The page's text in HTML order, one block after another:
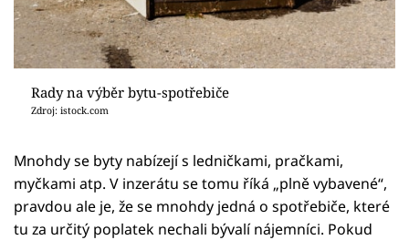
Rady na výběr bytu-spotřebiče
Zdroj: istock.com
Mnohdy se byty nabízejí s ledničkami, pračkami,
myčkami atp. V inzerátu se tomu říká „plně vybavené“,
pravdou ale je, že se mnohdy jedná o spotřebiče, které
tu za určitý poplatek nechali bývalí nájemníci. Pokud